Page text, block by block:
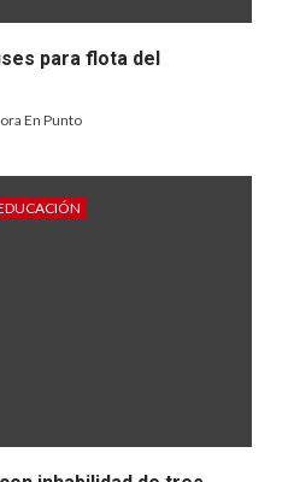
para flota del
En Punto